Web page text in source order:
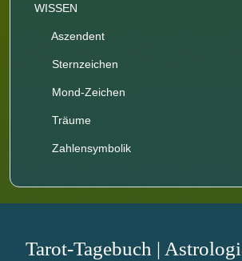
WISSEN
Aszendent
Sternzeichen
Mond-Zeichen
Träume
Zahlensymbolik
Tarot-Tagebuch |